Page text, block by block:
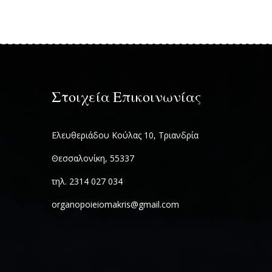
Στοιχεία Επικοινωνίας
Ελευθεριάδου Κούλας 10, Τριανδρία
Θεσσαλονίκη, 55337
τηλ. 2314 027 034
organopoieiomakris@gmail.com